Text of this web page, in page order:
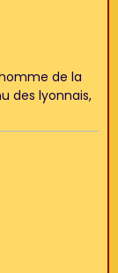
de la
des lyonnais,